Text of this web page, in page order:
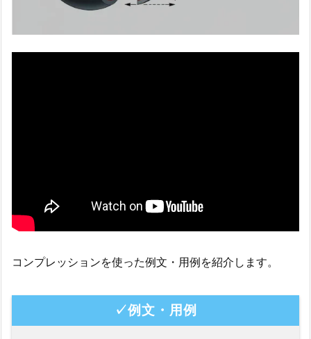
コンプレッションを使った例文・用例を紹介します。
✓例文・用例